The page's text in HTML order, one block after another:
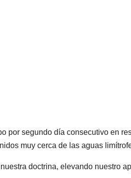
por segundo día consecutivo en
muy cerca de las aguas
doctrina, elevando nuestro